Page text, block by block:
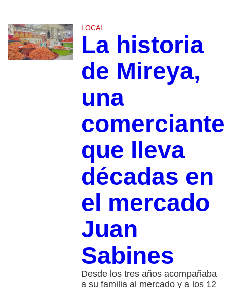
LOCAL
La historia
de Mireya,
una
comerciante
que lleva
décadas en
el mercado
Juan
Sabines
Desde los tres años acompañaba
a su familia al mercado y a los 12